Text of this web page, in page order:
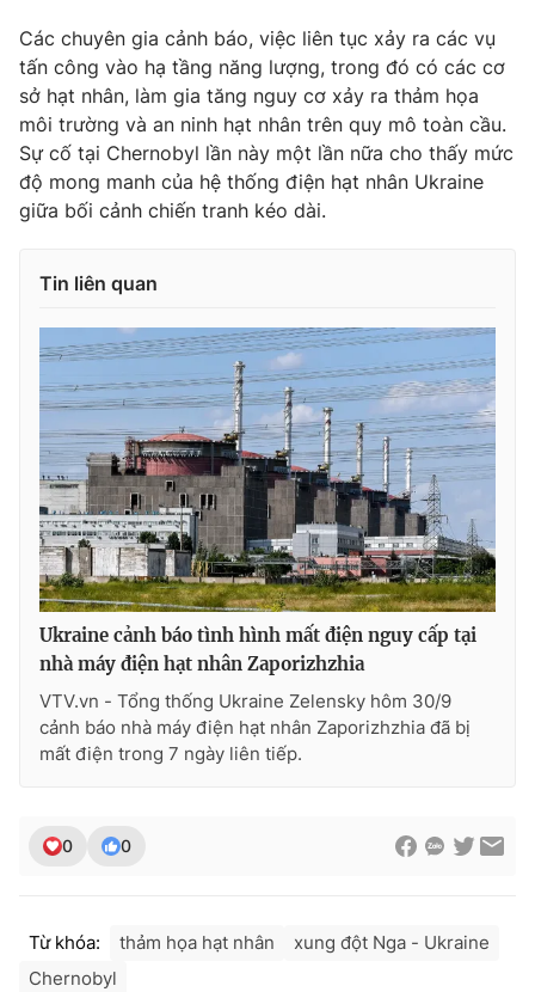
Các chuyên gia cảnh báo, việc liên tục xảy ra các vụ
tấn công vào hạ tầng năng lượng, trong đó có các cơ
sở hạt nhân, làm gia tăng nguy cơ xảy ra thảm họa
môi trường và an ninh hạt nhân trên quy mô toàn cầu.
Sự cố tại Chernobyl lần này một lần nữa cho thấy mức
độ mong manh của hệ thống điện hạt nhân Ukraine
giữa bối cảnh chiến tranh kéo dài.
Tin liên quan
Ukraine cảnh báo tình hình mất điện nguy cấp tại
nhà máy điện hạt nhân Zaporizhzhia
VTV.vn - Tổng thống Ukraine Zelensky hôm 30/9
cảnh báo nhà máy điện hạt nhân Zaporizhzhia đã bị
mất điện trong 7 ngày liên tiếp.
0 0
Từ khóa: thảm họa hạt nhân
xung đột Nga - Ukraine
Chernobyl